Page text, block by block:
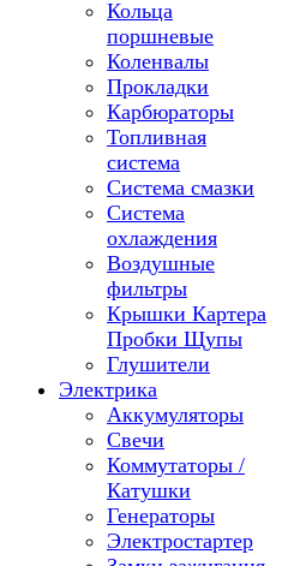
Кольца
поршневые
Коленвалы
Прокладки
Карбюраторы
Топливная
система
Система смазки
Система
охлаждения
Воздушные
фильтры
Крышки Картера
Пробки Щупы
Глушители
Электрика
Аккумуляторы
Свечи
Коммутаторы /
Катушки
Генераторы
Электростартер